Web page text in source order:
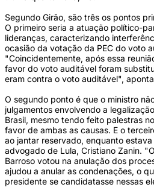
Segundo Girão, são três os pontos
O primeiro seria a atuação político-
lideranças, caracterizando
ocasião da votação da PEC do voto
"Coincidentemente, após essa
favor do voto auditável foram
eram contra o voto auditável",
O segundo ponto é que o ministro
julgamentos envolvendo a
Brasil, mesmo tendo feito palestras
favor de ambas as causas. E o
ao jantar reservado, enquanto
advogado de Lula, Cristiano Zanin.
Barroso votou na anulação dos
ajudou a anular as condenações, o
presidente se candidatasse nessas